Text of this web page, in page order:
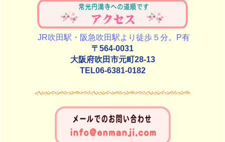
JR吹田駅・阪急吹田駅より徒歩５分。P有
〒564-0031
大阪府吹田市元町28-13
TEL06-6381-0182